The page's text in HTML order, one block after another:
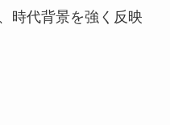
時代背景を強く反映